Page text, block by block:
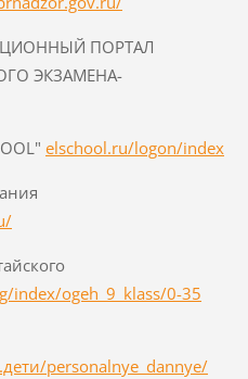
ПОРТАЛ
ЭКЗАМЕНА-
elschool.ru/logon/index
index/ogeh_9_klass/0-35
personalnye_dannye/